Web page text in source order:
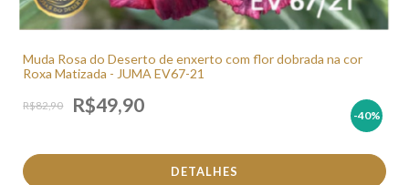
Muda Rosa do Deserto de enxerto com flor dobrada na cor
Roxa Matizada - JUMA EV67-21
R$82,90 R$49,90 -40%
DETALHES